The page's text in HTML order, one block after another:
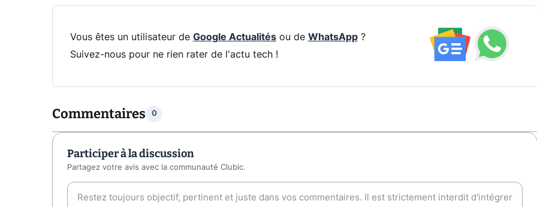
Vous êtes un utilisateur de Google Actualitésou de WhatsApp?
Suivez-nous pour ne rien rater de l'actu tech !
Commentaires 0
Participer à la discussion
Partagez votre avis avec la communauté Clubic.